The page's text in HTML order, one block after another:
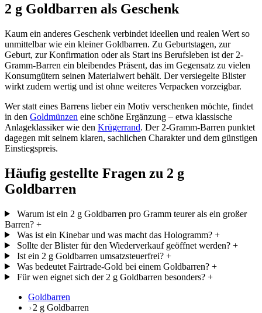
2 g Goldbarren als Geschenk
Kaum ein anderes Geschenk verbindet ideellen und realen Wert so
unmittelbar wie ein kleiner Goldbarren. Zu Geburtstagen, zur
Geburt, zur Konfirmation oder als Start ins Berufsleben ist der 2-
Gramm-Barren ein bleibendes Präsent, das im Gegensatz zu vielen
Konsumgütern seinen Materialwert behält. Der versiegelte Blister
wirkt zudem wertig und ist ohne weiteres Verpacken vorzeigbar.
Wer statt eines Barrens lieber ein Motiv verschenken möchte, findet
in den Goldmünzen eine schöne Ergänzung – etwa klassische
Anlageklassiker wie den Krügerrand. Der 2-Gramm-Barren punktet
dagegen mit seinem klaren, sachlichen Charakter und dem günstigen
Einstiegspreis.
Häufig gestellte Fragen zu 2 g
Goldbarren
Warum ist ein 2 g Goldbarren pro Gramm teurer als ein großer
Barren? +
Was ist ein Kinebar und was macht das Hologramm? +
Sollte der Blister für den Wiederverkauf geöffnet werden? +
Ist ein 2 g Goldbarren umsatzsteuerfrei? +
Was bedeutet Fairtrade-Gold bei einem Goldbarren? +
Für wen eignet sich der 2 g Goldbarren besonders? +
Goldbarren
2 g Goldbarren